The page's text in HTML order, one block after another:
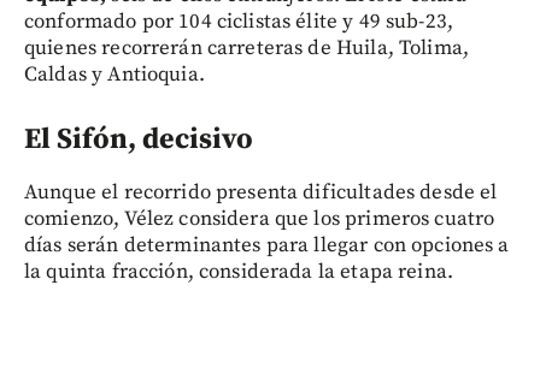
conformado por 104 ciclistas élite y 49 sub-23,
quienes recorrerán carreteras de Huila, Tolima,
Caldas y Antioquia.
El Sifón, decisivo
Aunque el recorrido presenta dificultades desde el
comienzo, Vélez considera que los primeros cuatro
días serán determinantes para llegar con opciones a
la quinta fracción, considerada la etapa reina.